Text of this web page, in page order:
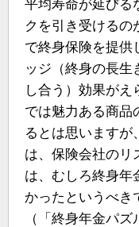
平均寿命が延びる
クを引き受けるの
で終身保険を提供
ッジ（終身の長生
し合う）効果が
では魅力ある商品
るとは思いますが
は、保険会社のリ
は、むしろ終身年
かったというべき
（「終身年金パズ